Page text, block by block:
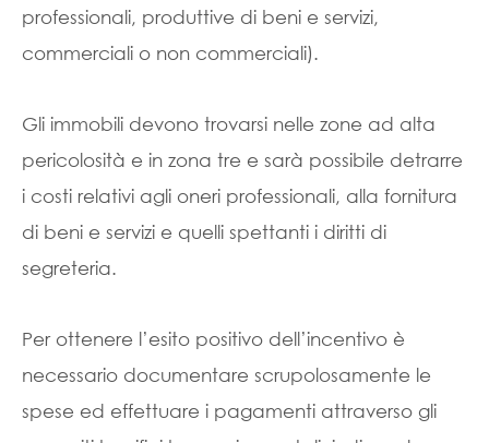
professionali, produttive di beni e servizi,
commerciali o non commerciali).
Gli immobili devono trovarsi nelle zone ad alta
pericolosità e in zona tre e sarà possibile detrarre
i costi relativi agli oneri professionali, alla fornitura
di beni e servizi e quelli spettanti i diritti di
segreteria.
Per ottenere l’esito positivo dell’incentivo è
necessario documentare scrupolosamente le
spese ed effettuare i pagamenti attraverso gli